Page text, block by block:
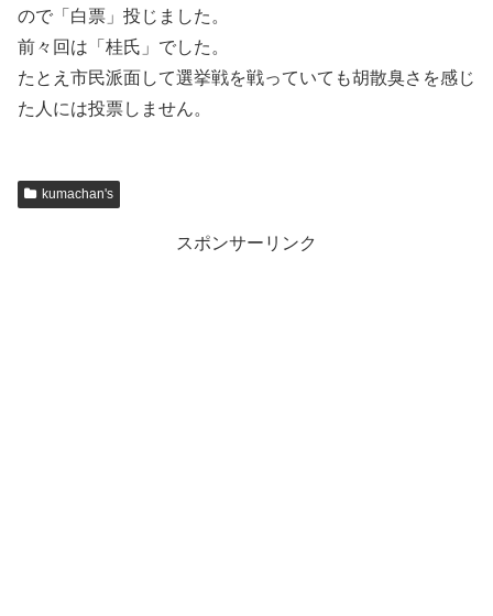
ので「白票」投じました。
前々回は「桂氏」でした。
たとえ市民派面して選挙戦を戦っていても胡散臭さを感じ
た人には投票しません。
kumachan's
スポンサーリンク